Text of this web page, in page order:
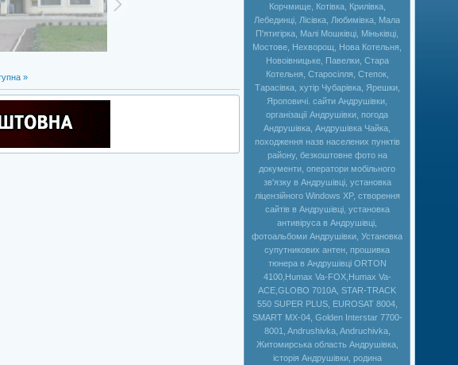
Корчмище, Котівка, Крилівка,
Лебединці, Лісівка, Любимівка, Мала
П'ятигірка, Малі Мошківці, Міньківці,
Мостове, Нехворощ, Нова Котельня,
Новоівницьке, Павелки, Стара
Котельня, Старосілля, Степок,
Тарасівка, хутір Чубарівка, Ярешки,
Яроповичі. сайти Андрушівки,
організації Андрушівки, погода
Андрушівка, Андрушівка Чайка,
походження назв населених пунктів
району, безкоштовне фото на
документи, оператори мобільного
зв'язку в Андрушівці, установка
ліцензійного Windows XP, створення
сайтів в Андрушівці, установка
антивіруса в Андрушівці,
фотоальбоми Андрушівки, Установка
супутникових антен, прошивка
тюнера в Андрушівці ORTON
4100,Humax Va-FOX,Нumax Va-
ACE,GLOBO 7010A, STAR-TRACK
550 SUPER PLUS, EUROSAT 8004,
SMART MX-04, Golden Interstar 7700-
8001, Andrushivka, Andruchivka,
Житомирська область Андрушівка,
історія Андрушівки, родина
»